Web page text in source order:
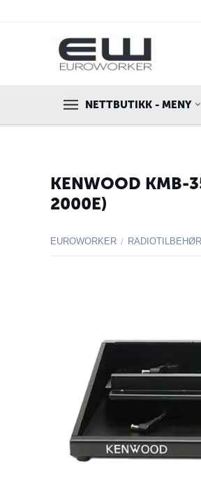
NETTBUTIKK - MENY
KENWOOD KMB-
2000E)
EUROWORKER / RADIOTILBEHØR